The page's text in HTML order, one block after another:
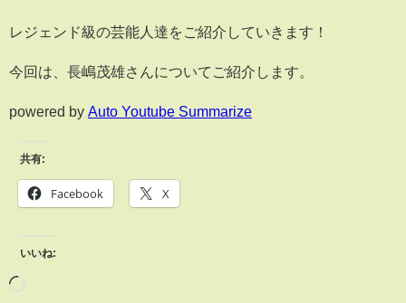
レジェンド級の芸能人達をご紹介していきます！
今回は、長嶋茂雄さんについてご紹介します。
powered by Auto Youtube Summarize
共有:
Facebook X
いいね: